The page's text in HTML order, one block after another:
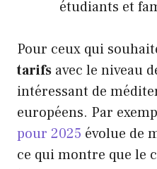
étudiants et
Pour ceux qui
tarifs avec le niveau
intéressant de
européens. Par
pour 2025 évolue de
ce qui montre que le